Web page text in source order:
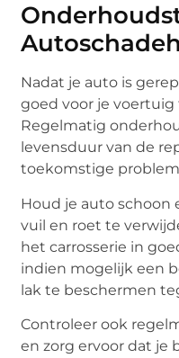
Nadat je auto is
goed voor je
Regelmatig
levensduur van de
toekomstige
Houd je auto schoon
vuil en roet te
het carrosserie in
indien mogelijk een
lak te beschermen
Controleer ook
en zorg ervoor dat je